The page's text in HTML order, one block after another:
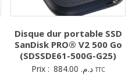
Disque dur portable SSD
SanDisk PRO® V2 500 Go
(SDSSDE61-500G-G25)
Prix : د.م. TTC